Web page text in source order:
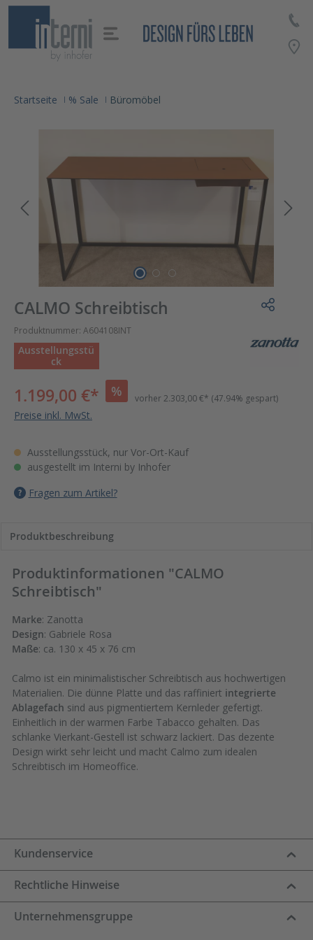
Startseite % Sale Büromöbel
CALMO Schreibtisch
Produktnummer: A604108INT
Ausstellungsstü
ck
1.199,00 €* % vorher2.303,00 €* (47.94% gespart)
Preise inkl. MwSt.
Ausstellungsstück, nur Vor-Ort-Kauf
ausgestellt im Interni by Inhofer
Fragen zum Artikel?
Produktbeschreibung
Produktinformationen "CALMO
Schreibtisch"
Marke: Zanotta
Design: Gabriele Rosa
Maße: ca. 130 x 45 x 76 cm
Calmo ist ein minimalistischer Schreibtisch aus hochwertigen
Materialien. Die dünne Platte und das raffiniert integrierte
Ablagefach sind aus pigmentiertem Kernleder gefertigt.
Einheitlich in der warmen Farbe Tabacco gehalten. Das
schlanke Vierkant-Gestell ist schwarz lackiert. Das dezente
Design wirkt sehr leicht und macht Calmo zum idealen
Schreibtisch im Homeoffice.
Kundenservice
Rechtliche Hinweise
Unternehmensgruppe